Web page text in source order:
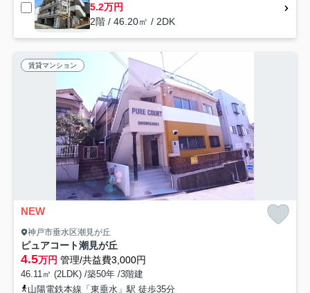
5.2万円
2階 / 46.20㎡ / 2DK
賃貸マンション
NEW
神戸市垂水区潮見が丘
ピュアコート潮見が丘
4.5万円 管理/共益費3,000円
46.11㎡ (2LDK) /築50年 /3階建
山陽電鉄本線「東垂水」駅 徒歩35分